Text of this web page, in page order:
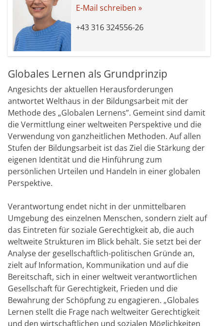
E-Mail schreiben »
+43 316 324556-26
Globales Lernen als Grundprinzip
Angesichts der aktuellen Herausforderungen
antwortet Welthaus in der Bildungsarbeit mit der
Methode des „Globalen Lernens”. Gemeint sind damit
die Vermittlung einer weltweiten Perspektive und die
Verwendung von ganzheitlichen Methoden. Auf allen
Stufen der Bildungsarbeit ist das Ziel die Stärkung der
eigenen Identität und die Hinführung zum
persönlichen Urteilen und Handeln in einer globalen
Perspektive.
Verantwortung endet nicht in der unmittelbaren
Umgebung des einzelnen Menschen, sondern zielt auf
das Eintreten für soziale Gerechtigkeit ab, die auch
weltweite Strukturen im Blick behält. Sie setzt bei der
Analyse der gesellschaftlich-politischen Gründe an,
zielt auf Information, Kommunikation und auf die
Bereitschaft, sich in einer weltweit verantwortlichen
Gesellschaft für Gerechtigkeit, Frieden und die
Bewahrung der Schöpfung zu engagieren. „Globales
Lernen stellt die Frage nach weltweiter Gerechtigkeit
und den wirtschaftlichen und sozialen Möglichkeiten